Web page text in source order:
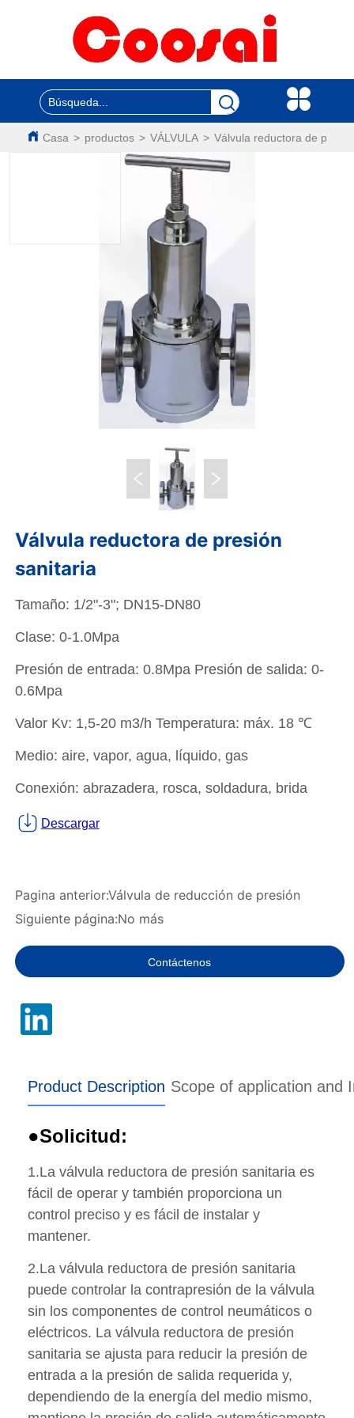
Casa > productos > VÁLVULA > Válvula reductora de
Válvula reductora de presión
sanitaria
Pagina anterior:Válvula de reducción de presión
Siguiente página:No más
Contáctenos
Product Description Scope of application and